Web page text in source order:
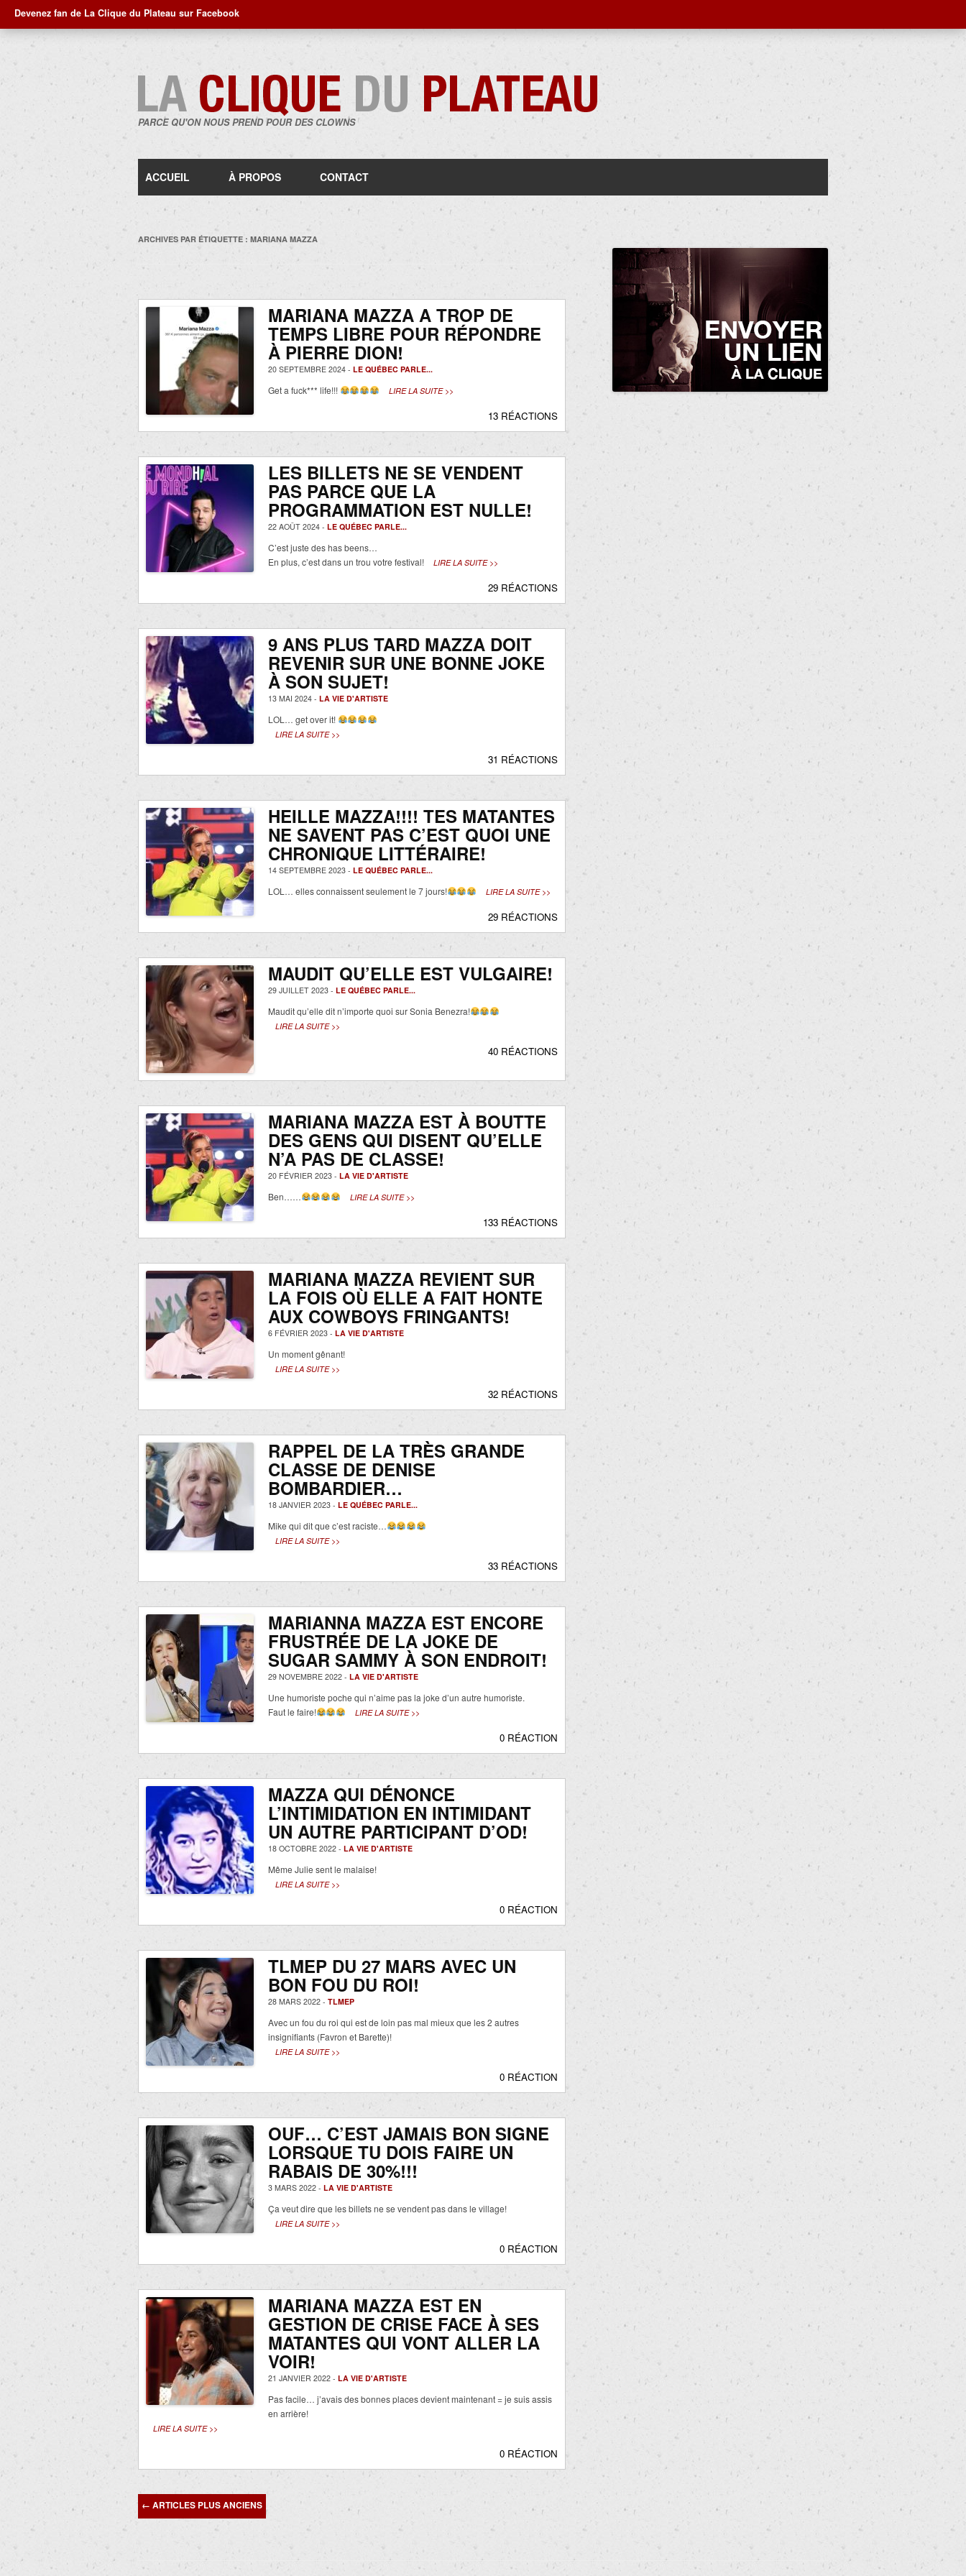
Devenez fan de La Clique du Plateau sur Facebook
PARCE QU'ON NOUS PREND POUR DES CLOWNS
au
ACCUEIL À PROPOS CONTACT
ARCHIVES PAR ÉTIQUETTE : MARIANA MAZZA
MARIANA MAZZA A TROP DE
TEMPS LIBRE POUR RÉPONDRE
À PIERRE DION!
20 SEPTEMBRE 2024 - LE QUÉBEC PARLE...
Get a fuck*** life!!! LIRE LA SUITE >>
13 RÉACTIONS
LES BILLETS NE SE VENDENT
PAS PARCE QUE LA
PROGRAMMATION EST NULLE!
22 AOÛT 2024 - LE QUÉBEC PARLE...
C’est juste des has beens…
En plus, c’est dans un trou votre festival!
LIRE LA SUITE >>
29 RÉACTIONS
9 ANS PLUS TARD MAZZA DOIT
REVENIR SUR UNE BONNE JOKE
À SON SUJET!
13 MAI 2024 - LA VIE D'ARTISTE
LOL… get over it!
LIRE LA SUITE >>
31 RÉACTIONS
HEILLE MAZZA!!!! TES MATANTES
NE SAVENT PAS C’EST QUOI UNE
CHRONIQUE LITTÉRAIRE!
14 SEPTEMBRE 2023 - LE QUÉBEC PARLE...
LOL… elles connaissent seulement le 7 jours! LIRE LA SUITE >>
29 RÉACTIONS
MAUDIT QU’ELLE EST VULGAIRE!
29 JUILLET 2023 - LE QUÉBEC PARLE...
Maudit qu’elle dit n’importe quoi sur Sonia Benezra!
LIRE LA SUITE >>
40 RÉACTIONS
MARIANA MAZZA EST À BOUTTE
DES GENS QUI DISENT QU’ELLE
N’A PAS DE CLASSE!
20 FÉVRIER 2023 - LA VIE D'ARTISTE
Ben…… LIRE LA SUITE >>
133 RÉACTIONS
MARIANA MAZZA REVIENT SUR
LA FOIS OÙ ELLE A FAIT HONTE
AUX COWBOYS FRINGANTS!
6 FÉVRIER 2023 - LA VIE D'ARTISTE
Un moment gênant!
LIRE LA SUITE >>
32 RÉACTIONS
RAPPEL DE LA TRÈS GRANDE
CLASSE DE DENISE
BOMBARDIER…
18 JANVIER 2023 - LE QUÉBEC PARLE...
Mike qui dit que c’est raciste…
LIRE LA SUITE >>
33 RÉACTIONS
MARIANNA MAZZA EST ENCORE
FRUSTRÉE DE LA JOKE DE
SUGAR SAMMY À SON ENDROIT!
29 NOVEMBRE 2022 - LA VIE D'ARTISTE
Une humoriste poche qui n’aime pas la joke d’un autre humoriste.
Faut le faire!
LIRE LA SUITE >>
0 RÉACTION
MAZZA QUI DÉNONCE
L’INTIMIDATION EN INTIMIDANT
UN AUTRE PARTICIPANT D’OD!
18 OCTOBRE 2022 - LA VIE D'ARTISTE
Même Julie sent le malaise!
LIRE LA SUITE >>
0 RÉACTION
TLMEP DU 27 MARS AVEC UN
BON FOU DU ROI!
28 MARS 2022 - TLMEP
Avec un fou du roi qui est de loin pas mal mieux que les 2 autres
insignifiants (Favron et Barette)!
LIRE LA SUITE >>
0 RÉACTION
OUF… C’EST JAMAIS BON SIGNE
LORSQUE TU DOIS FAIRE UN
RABAIS DE 30%!!!
3 MARS 2022 - LA VIE D'ARTISTE
Ça veut dire que les billets ne se vendent pas dans le village!
LIRE LA SUITE >>
0 RÉACTION
MARIANA MAZZA EST EN
GESTION DE CRISE FACE À SES
MATANTES QUI VONT ALLER LA
VOIR!
21 JANVIER 2022 - LA VIE D'ARTISTE
Pas facile… j’avais des bonnes places devient maintenant = je suis assis
en arrière!
LIRE LA SUITE >>
0 RÉACTION
Navigation
← ARTICLES PLUS ANCIENS